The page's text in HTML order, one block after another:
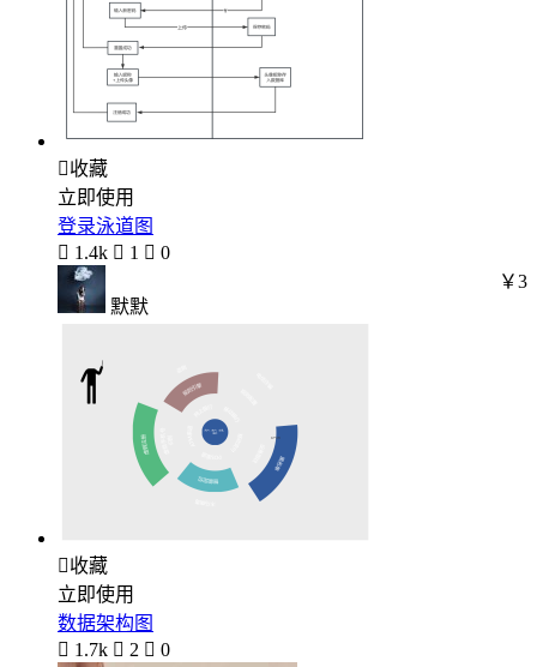
收藏
立即使用
登录泳道图
 1.4k  1  0
默默
￥3
收藏
立即使用
数据架构图
 1.7k  2  0